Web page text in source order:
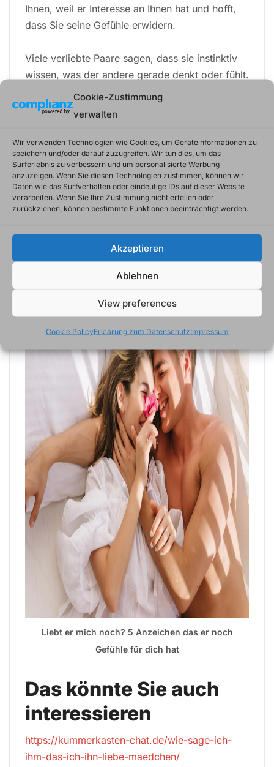
Cookie-Zustimmung
verwalten
Wir verwenden Technologien wie Cookies, um Geräteinformationen zu
speichern und/oder darauf zuzugreifen. Wir tun dies, um das
Surferlebnis zu verbessern und um personalisierte Werbung
anzuzeigen. Wenn Sie diesen Technologien zustimmen, können wir
Daten wie das Surfverhalten oder eindeutige IDs auf dieser Website
verarbeiten. Wenn Sie Ihre Zustimmung nicht erteilen oder
zurückziehen, können bestimmte Funktionen beeinträchtigt werden.
Akzeptieren
Ablehnen
View preferences
Cookie PolicyErklärung zum DatenschutzImpressum
Ihnen, weil er Interesse an Ihnen hat und hofft,
dass Sie seine Gefühle erwidern.
Viele verliebte Paare sagen, dass sie instinktiv
wissen, was der andere gerade denkt oder fühlt.
Aber kann dies wirklich stimmen? Können wir
tatsächlich die Gedanken und Gefühle eines
Reaney, Professor für Klinische Psychologie an
der University of British Columbia. Er glaubt
nicht, dass es möglich ist, die Gefühle eines
anderen Menschen zu lesen. “Die meisten Leute
neigen dazu zu denken: ‚Oh mein Gott! Ich weiß
Liebt er mich noch? 5 Anzeichen das er noch
Gefühle für dich hat
Das könnte Sie auch
interessieren
https://kummerkasten-chat.de/wie-sage-ich-
ihm-das-ich-ihn-liebe-maedchen/